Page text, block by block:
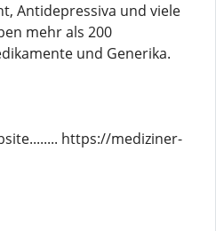
Antidepressiva und viele
mehr als 200
und Generika.
https://mediziner-